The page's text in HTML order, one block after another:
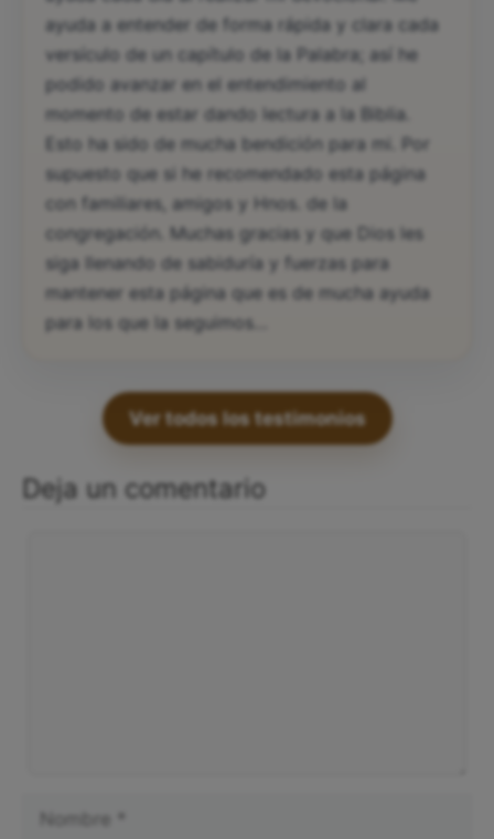
ayuda a entender de forma rápida y clara cada
versículo de un capítulo de la Palabra; así he
podido avanzar en el entendimiento al
momento de estar dando lectura a la Biblia.
Esto ha sido de mucha bendición para mi. Por
supuesto que si he recomendado esta página
con familiares, amigos y Hnos. de la
congregación. Muchas gracias y que Dios les
siga llenando de sabiduría y fuerzas para
mantener esta página que es de mucha ayuda
para los que la seguimos…
Ver todos los testimonios
Deja un comentario